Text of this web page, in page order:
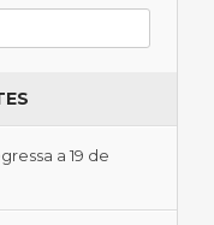
a 19 de